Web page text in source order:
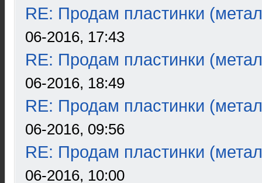
RE: Продам пластинки
06-2016, 17:43
RE: Продам пластинки
06-2016, 18:49
RE: Продам пластинки
06-2016, 09:56
RE: Продам пластинки
06-2016, 10:00